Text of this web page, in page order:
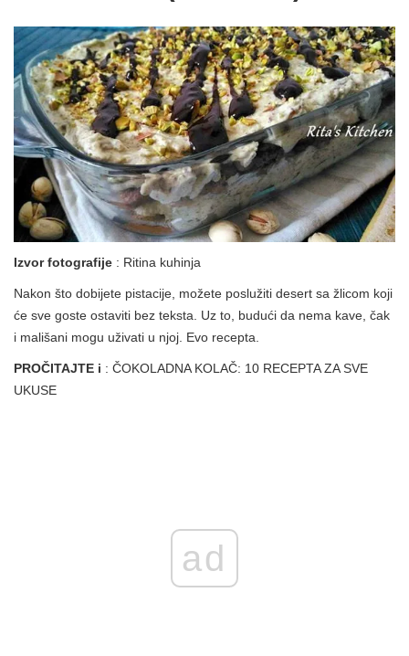
Izvor fotografije : Ritina kuhinja
Nakon što dobijete pistacije, možete poslužiti desert sa žlicom koji
će sve goste ostaviti bez teksta. Uz to, budući da nema kave, čak
i mališani mogu uživati ​​u njoj. Evo recepta.
PROČITAJTE i : ČOKOLADNA KOLAČ: 10 RECEPTA ZA SVE
UKUSE
ad